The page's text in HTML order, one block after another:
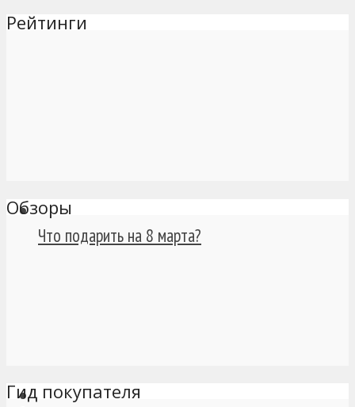
Рейтинги
Что подарить на 8 марта?
Обзоры
Гид покупателя